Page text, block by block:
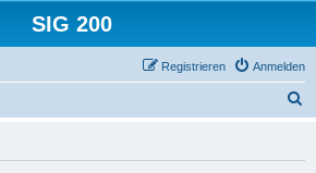
SIG 200
Anmelden
Registrieren